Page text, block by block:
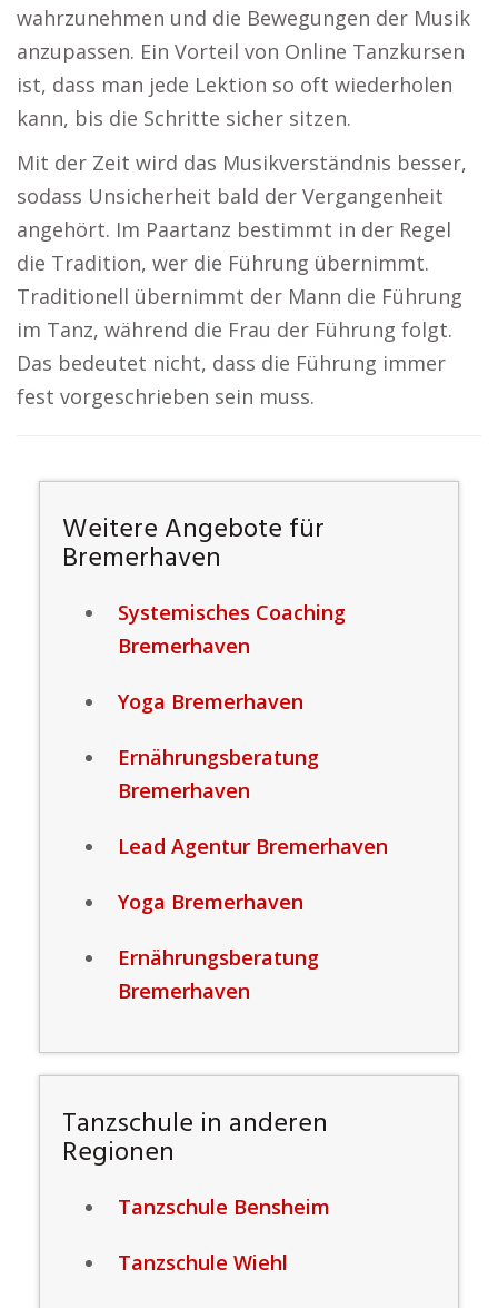
wahrzunehmen und die Bewegungen der Musik
anzupassen. Ein Vorteil von Online Tanzkursen
ist, dass man jede Lektion so oft wiederholen
kann, bis die Schritte sicher sitzen.
Mit der Zeit wird das Musikverständnis besser,
sodass Unsicherheit bald der Vergangenheit
angehört. Im Paartanz bestimmt in der Regel
die Tradition, wer die Führung übernimmt.
Traditionell übernimmt der Mann die Führung
im Tanz, während die Frau der Führung folgt.
Das bedeutet nicht, dass die Führung immer
fest vorgeschrieben sein muss.
Weitere Angebote für
Bremerhaven
Systemisches Coaching
Bremerhaven
Yoga Bremerhaven
Ernährungsberatung
Bremerhaven
Lead Agentur Bremerhaven
Yoga Bremerhaven
Ernährungsberatung
Bremerhaven
Tanzschule in anderen
Regionen
Tanzschule Bensheim
Tanzschule Wiehl